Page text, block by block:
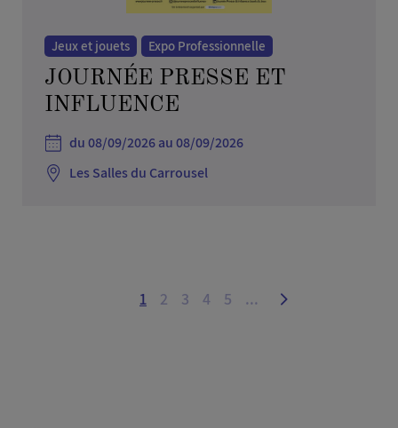
Jeux et jouets Expo Professionnelle
JOURNÉE PRESSE ET
INFLUENCE
du 08/09/2026 au 08/09/2026
Les Salles du Carrousel
1 2 3 4 5 ...